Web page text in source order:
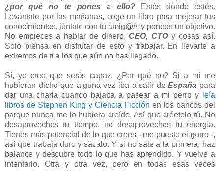
¿por qué no te pones a ello? Estés donde estés.
Levántate por las mañanas, coge un libro para mejorar tus
conocimientos, júntate con tu amig@/s y poneos un objetivo.
No empieces a hablar de dinero,CEO, CTOy cosas así.
Solo piensa en disfrutar de esto y trabajar. En llevarte a
extremos de ti a los que aún no has llegado.
Sí, yo creo que serás capaz. ¿Por qué no? Si a mí me
hubieran dicho que alguna vez iba a salir deEspaña para
dar una charla cuando bajaba a pasear a mi perro y
leía
libros de Stephen King y Ciencia Ficción en los bancos del
parque nunca me lo hubiera creído. Así que créetelo tú. No
desaproveches tu tiempo, no desaproveches tu energía.
Tienes más potencial de lo que crees - me puesto el gorro -,
así que trabaja duro y sácalo. Y si no sale a la primera, haz
balance y descubre todo lo que has aprendido. Y vuelve a
intentarlo. Otra y otra vez, pero en todas esas veces